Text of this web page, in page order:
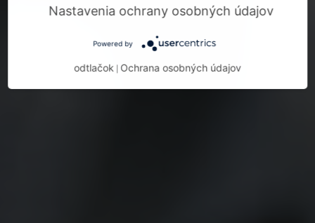
Nastavenia ochrany osobných údajov
Powered by
odtlačok Ochrana osobných údajov